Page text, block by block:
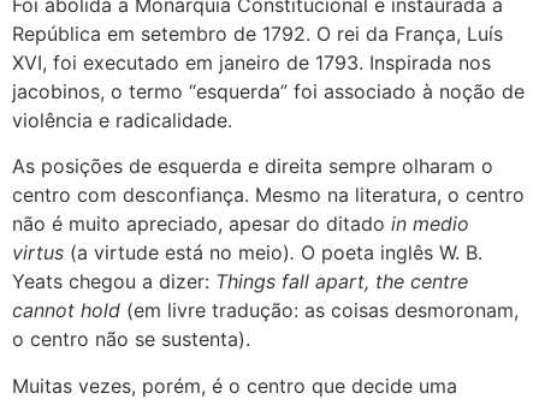
Foi abolida a Monarquia Constitucional e instaurada a
República em setembro de 1792. O rei da França, Luís
XVI, foi executado em janeiro de 1793. Inspirada nos
jacobinos, o termo “esquerda” foi associado à noção de
violência e radicalidade.
As posições de esquerda e direita sempre olharam o
centro com desconfiança. Mesmo na literatura, o centro
não é muito apreciado, apesar do ditado in medio
virtus (a virtude está no meio). O poeta inglês W. B.
Yeats chegou a dizer: Things fall apart, the centre
cannot hold (em livre tradução: as coisas desmoronam,
o centro não se sustenta).
Muitas vezes, porém, é o centro que decide uma